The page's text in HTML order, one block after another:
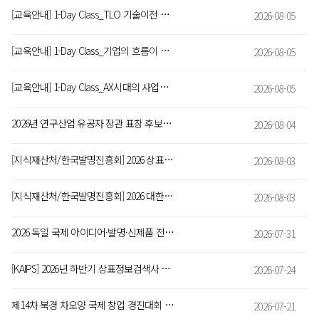
[교육안내] 1-Day Class_TLO 기술이전 및 기술라이센싱 계약 실무 2026-08-05
[교육안내] 1-Day Class_기업의 흐름이 보이는 재무제표! 숫자에 숨겨진 기업가치 2026-08-05
[교육안내] 1-Day Class_AX시대의 사업전략·계획서 작성 실무 2026-08-05
2026년 연구산업 유공자 장관 표창 후보자 추천 및 접수 안내 2026-08-04
[지식재산처/한국발명진흥회] 2026 상표·디자인권전 출품신청 안내 (~8. 27.) 2026-08-03
[지식재산처/한국발명진흥회] 2026 대한민국발명특허대전 출품신청 안내(~8. 26.) 2026-08-03
2026 독일 국제 아이디어·발명·신제품 전시회 참가 모집 공고(~9/22(화) 17시) 2026-07-31
[KAIPS] 2026년 하반기 상표정보검색사 양성교육 모집 안내(~8/23까지) 2026-07-24
제14차 북경 차오양 국제 창업 경진대회 (ITEC) 2026-07-21